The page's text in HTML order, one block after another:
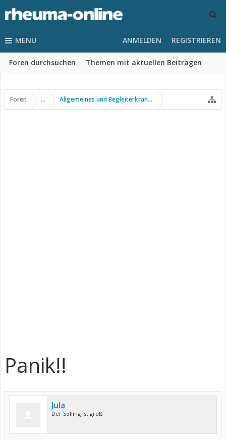
MENU
Foren durchsuchen Themen mit aktuellen Beiträgen
ANMELDEN REGISTRIEREN
Foren ... Allgemeines und Begleiterkrankungen
Panik!!
Jula
Der Solling ist groß